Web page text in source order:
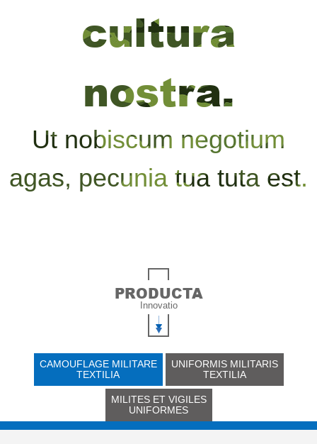
cultura
nostra.
Ut nobiscum negotium
agas, pecunia tua tuta est.
PRODUCTA
Innovatio
CAMOUFLAGE MILITARE
TEXTILIA
UNIFORMIS MILITARIS
TEXTILIA
MILITES ET VIGILES
UNIFORMES